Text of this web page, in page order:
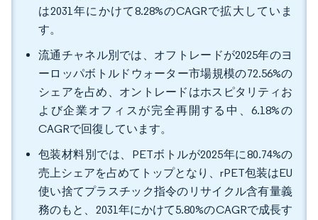
は2031年にかけて8.28%のCAGRで拡大していま
す。
流通チャネル別では、オフトレードが2025年のヨ
ーロッパボトルドウォーター市場規模の72.56%の
シェアを占め、オントレードはホスピタリティお
よび企業オフィスが完全再開する中、6.18%の
CAGRで回復しています。
包装材料別では、PETボトルが2025年に80.74%の
売上シェアを占めてトップとなり、rPET包装はEU
使い捨てプラスチック指令のリサイクル含有量義
務のもと、2031年にかけて5.80%のCAGRで成長す